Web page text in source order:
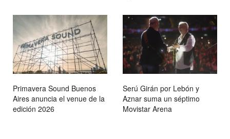
Primavera Sound Buenos
Aires anuncia el venue de la
edición 2026
Serú Girán por Lebón y
Aznar suma un séptimo
Movistar Arena